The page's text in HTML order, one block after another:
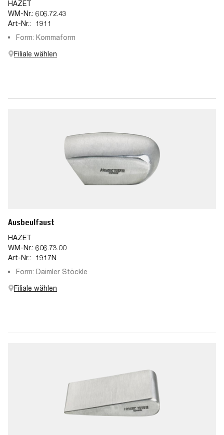
HAZET
WM-Nr.: 606.72.43
Art-Nr.:
1911
Form: Kommaform
Filiale wählen
Ausbeulfaust
HAZET
WM-Nr.: 606.73.00
Art-Nr.:
1917N
Form: Daimler Stöckle
Filiale wählen